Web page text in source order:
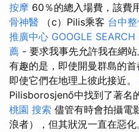
按摩 60％的總入場費，該費
骨神醫 （c）Pilis乘客 台中
推廣中心 GOOGLE SEARCH
薦 - 要求我事先允許我在網站
有趣的是，即使開曼群島的
即使它們在地理上彼此接近。
Pilisborosjenő中找到了著名
桃園 搜索 儘管有時會拍攝電
浪者），但其狀況一直在惡化